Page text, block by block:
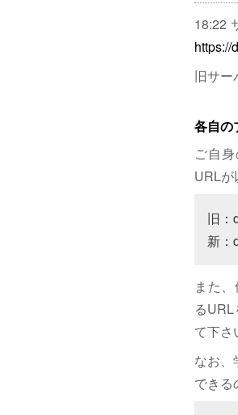
18:22
https://
旧サー
各自の
ご自
URLが
旧：
新：
また
る
て下さ
なお、
できる